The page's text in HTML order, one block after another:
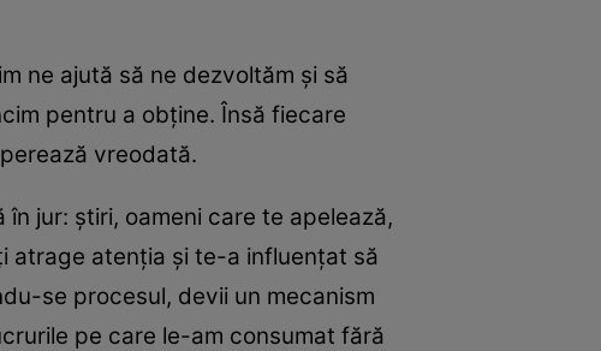
ne ajută să ne dezvoltăm şi să
pentru a obţine. Însă fiecare
vreodată.
jur: ştiri, oameni care te apelează,
atrage atenţia şi te-a influenţat să
se procesul, devii un mecanism
pe care le-am consumat fără